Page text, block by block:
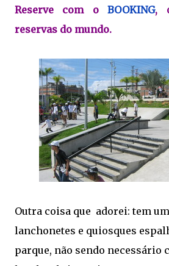
Reserve com oBOOKING,
reservas do mundo.
Outra coisa que adorei: tem
lanchonetes e quiosques
parque, não sendo necessário